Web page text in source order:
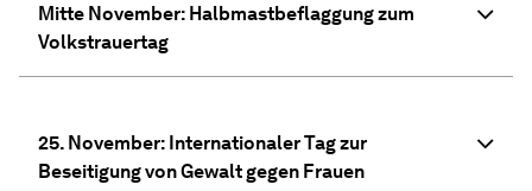
Mitte November: Halbmastbeflaggung zum
Volkstrauertag
25. November: Internationaler Tag zur
Beseitigung von Gewalt gegen Frauen